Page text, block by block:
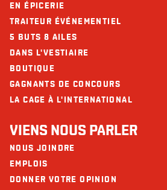
EN ÉPICERIE
TRAITEUR ÉVÉNEMENTIEL
5 BUTS 8 AILES
DANS L'VESTIAIRE
BOUTIQUE
GAGNANTS DE CONCOURS
LA CAGE À L'INTERNATIONAL
VIENS NOUS PARLER
NOUS JOINDRE
EMPLOIS
DONNER VOTRE OPINION